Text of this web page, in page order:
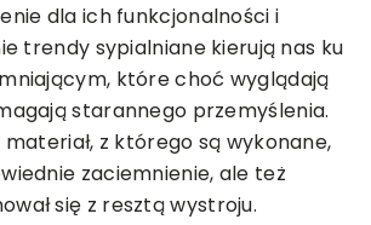
dla ich funkcjonalności i
trendy sypialniane kierują nas ku
które choć wyglądają
starannego przemyślenia.
z którego są wykonane,
zaciemnienie, ale też
się z resztą wystroju.